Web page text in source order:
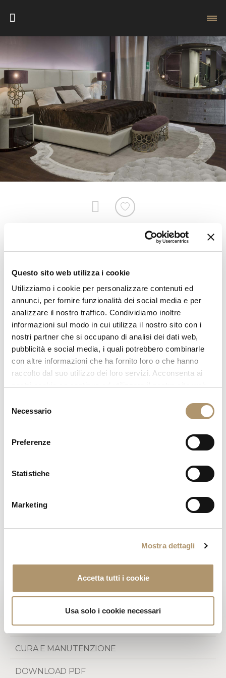
Questo sito web utilizza i cookie
Utilizziamo i cookie per personalizzare contenuti ed
annunci, per fornire funzionalità dei social media e per
analizzare il nostro traffico. Condividiamo inoltre
informazioni sul modo in cui utilizza il nostro sito con i
nostri partner che si occupano di analisi dei dati web,
pubblicità e social media, i quali potrebbero combinarle
con altre informazioni che ha fornito loro o che hanno
raccolto dal suo utilizzo dei loro servizi. Acconsenta ai
delNecessario
Preferenze
Statistiche
Marketing
Mostra dettagli
Accetta tutti i cookie
Usa solo i cookie necessari
designed by V 401 | Giuseppe Iasparra
Tappeti realizzati a mano su telai di legno. Trattandosi di colori
naturali le tonalità riportate sono da ritenersi indicative. Su
richiesta è possibile realizzare il tappeto su misura.
400 x 300 cm. 80% lana e 20% seta. Base in lana, disegno in
PHOTOGALLERY
GARANZIA LOVELUXE
CURA E MANUTENZIONE
DOWNLOAD PDF